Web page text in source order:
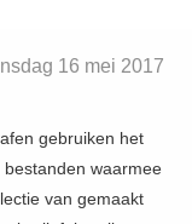
16 mei 2017
gebruiken het
waarmee
van gemaakt